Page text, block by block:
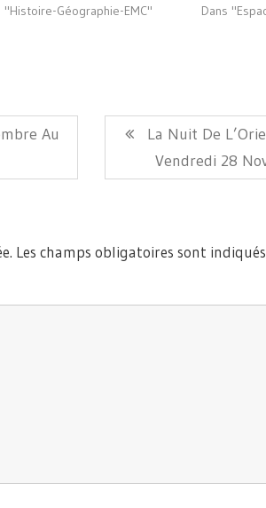
"Histoire-Géographie-EMC"
Dans
Au
Article
Suivant:
La Nuit De
Vendredi 28
Les champs obligatoires sont